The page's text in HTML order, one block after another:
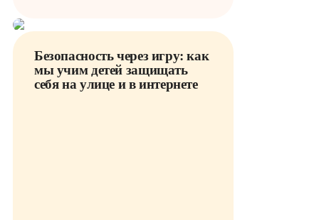
Безопасность через игру: как
мы учим детей защищать
себя на улице и в интернете